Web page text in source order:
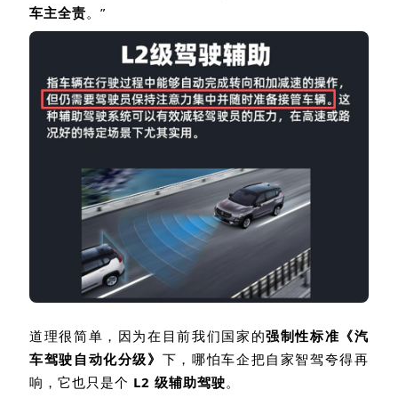
车主全责。 ”
道理很简单，因为在目前我们国家的强制性标准《汽
车驾驶自动化分级》 下，哪怕车企把自家智驾夸得再
响，它也只是个 L2 级辅助驾驶。